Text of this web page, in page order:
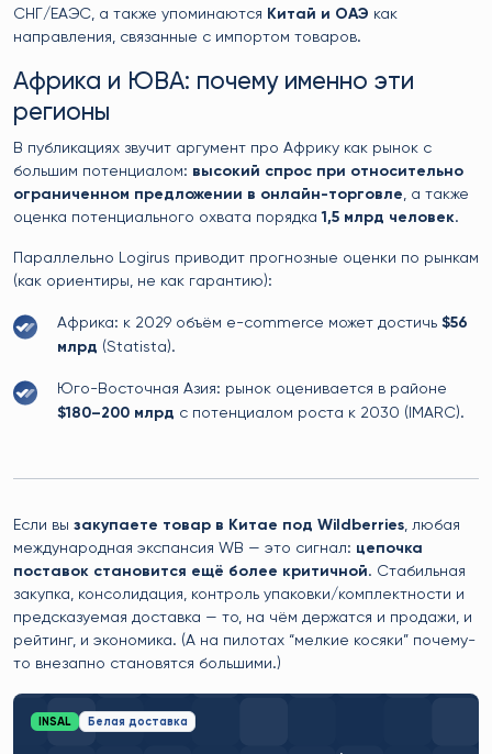
СНГ/ЕАЭС, а также упоминаются Китай и ОАЭ как
направления, связанные с импортом товаров.
Африка и ЮВА: почему именно эти
регионы
В публикациях звучит аргумент про Африку как рынок с
большим потенциалом: высокий спрос при относительно
ограниченном предложении в онлайн-торговле, а также
оценка потенциального охвата порядка1,5 млрд человек.
Параллельно Logirus приводит прогнозные оценки по рынкам
(как ориентиры, не как гарантию):
Африка: к 2029 объём e-commerce может достичь $56
млрд (Statista).
Юго-Восточная Азия: рынок оценивается в районе
$180–200 млрд с потенциалом роста к 2030 (IMARC).
Если вы закупаете товар в Китае под Wildberries, любая
международная экспансия WB — это сигнал: цепочка
поставок становится ещё более критичной. Стабильная
закупка, консолидация, контроль упаковки/комплектности и
предсказуемая доставка — то, на чём держатся и продажи, и
рейтинг, и экономика. (А на пилотах “мелкие косяки” почему-
то внезапно становятся большими.)
INSAL Белая доставка